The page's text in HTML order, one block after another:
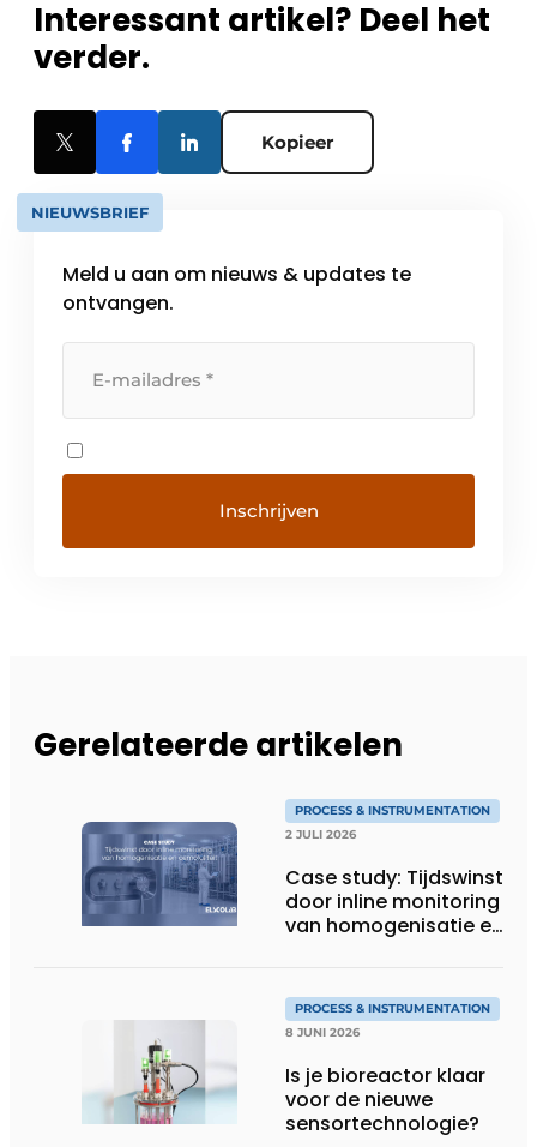
Interessant artikel? Deel het
verder.
Kopieer
NIEUWSBRIEF
Meld u aan om nieuws & updates te
ontvangen.
Gerelateerde artikelen
PROCESS & INSTRUMENTATION
2 JULI 2026
Case study: Tijdswinst
door inline monitoring
van homogenisatie en
PROCESS & INSTRUMENTATION
8 JUNI 2026
Is je bioreactor klaar
voor de nieuwe
sensortechnologie?